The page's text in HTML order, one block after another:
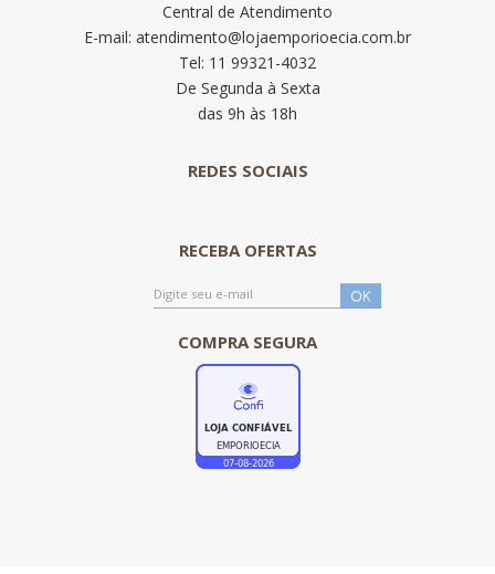
Central de Atendimento
E-mail: atendimento@lojaemporioecia.com.br
Tel: 11 99321-4032
De Segunda à Sexta
das 9h às 18h
REDES SOCIAIS
RECEBA OFERTAS
COMPRA SEGURA